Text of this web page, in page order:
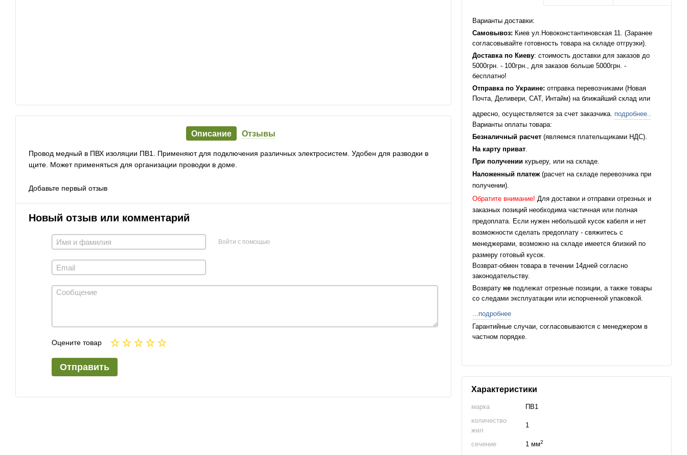
Описание Отзывы
Провод медный в ПВХ изоляции ПВ1. Применяют для подключения различных электросистем. Удобен для разводки в
щите. Может применяться для организации проводки в доме.
Добавьте первый отзыв
Новый отзыв или комментарий
Войти с помощью
Оцените товар
Отправить
Варианты доставки:
Самовывоз: Киев ул.Новоконстантиновская 11. (Заранее
согласовывайте готовность товара на складе отгрузки).
Доставка по Киеву: стоимость доставки для заказов до
5000грн. - 100грн., для заказов больше 5000грн. -
бесплатно!
Отправка по Украине: отправка перевозчиками (Новая
Почта, Деливери, САТ, Интайм) на ближайший склад или
адресно, осуществляется за счет заказчика. подробнее..
Варианты оплаты товара:
Безналичный расчет (являемся плательщиками НДС).
На карту приват.
При получении курьеру, или на складе.
Наложенный платеж(расчет на складе перевозчика при
получении).
Обратите внимание! Для доставки и отправки отрезных и
заказных позиций необходима частичная или полная
предоплата. Если нужен небольшой кусок кабеля и нет
возможности сделать предоплату - свяжитесь с
менеджерами, возможно на складе имеется близкий по
размеру готовый кусок.
Возврат-обмен товара в течении 14дней согласно
законодательству.
Возвратуне подлежат отрезные позиции, а также товары
со следами эксплуатации или испорченной упаковкой.
...подробнее
Гарантийные случаи, согласовываются с менеджером в
частном порядке.
Характеристики
марка
ПВ1
количество
жил
1
сечение 1 мм2